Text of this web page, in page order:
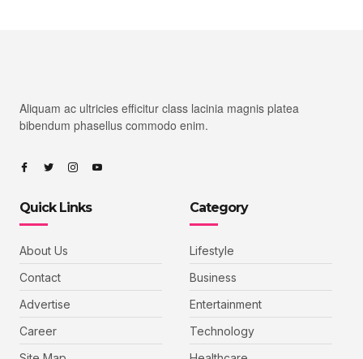
Aliquam ac ultricies efficitur class lacinia magnis platea
bibendum phasellus commodo enim.
Quick Links
About Us
Contact
Advertise
Career
Category
Lifestyle
Business
Entertainment
Technology